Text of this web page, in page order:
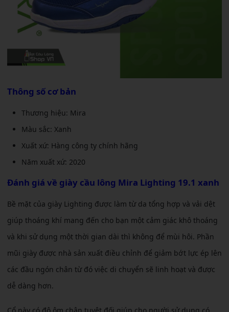
Thông số cơ bản
Thương hiệu: Mira
Màu sắc: Xanh
Xuất xứ: Hàng công ty chính hãng
Năm xuất xứ: 2020
Đánh giá về giày cầu lông Mira Lighting 19.1 xanh
Bề mặt của giày Lighting được làm từ da tổng hợp và vải dệt
giúp thoáng khí mang đến cho bạn một cảm giác khô thoáng
và khi sử dụng một thời gian dài thì không để mùi hôi. Phần
mũi giày được nhà sản xuất điều chỉnh để giảm bớt lực ép lên
các đầu ngón chân từ đó việc di chuyển sẽ linh hoạt và được
dễ dàng hơn.